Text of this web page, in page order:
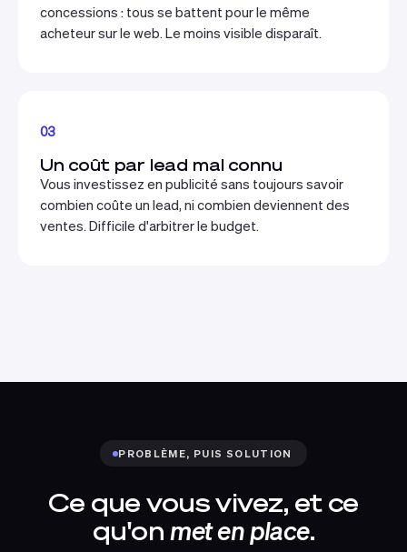
concessions : tous se battent pour le même
acheteur sur le web. Le moins visible disparaît.
03
Un coût par lead mal connu
Vous investissez en publicité sans toujours savoir
combien coûte un lead, ni combien deviennent des
ventes. Difficile d'arbitrer le budget.
PROBLÈME, PUIS SOLUTION
Ce que vous vivez, et ce
qu'on met en place.